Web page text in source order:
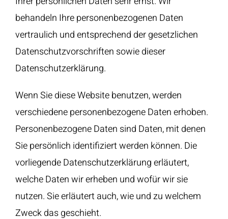
behandeln Ihre personenbezogenen Daten
vertraulich und entsprechend der gesetzlichen
Datenschutzvorschriften sowie dieser
Datenschutzerklärung.
Wenn Sie diese Website benutzen, werden
verschiedene personenbezogene Daten erhoben.
Personenbezogene Daten sind Daten, mit denen
Sie persönlich identifiziert werden können. Die
vorliegende Datenschutzerklärung erläutert,
welche Daten wir erheben und wofür wir sie
nutzen. Sie erläutert auch, wie und zu welchem
Zweck das geschieht.